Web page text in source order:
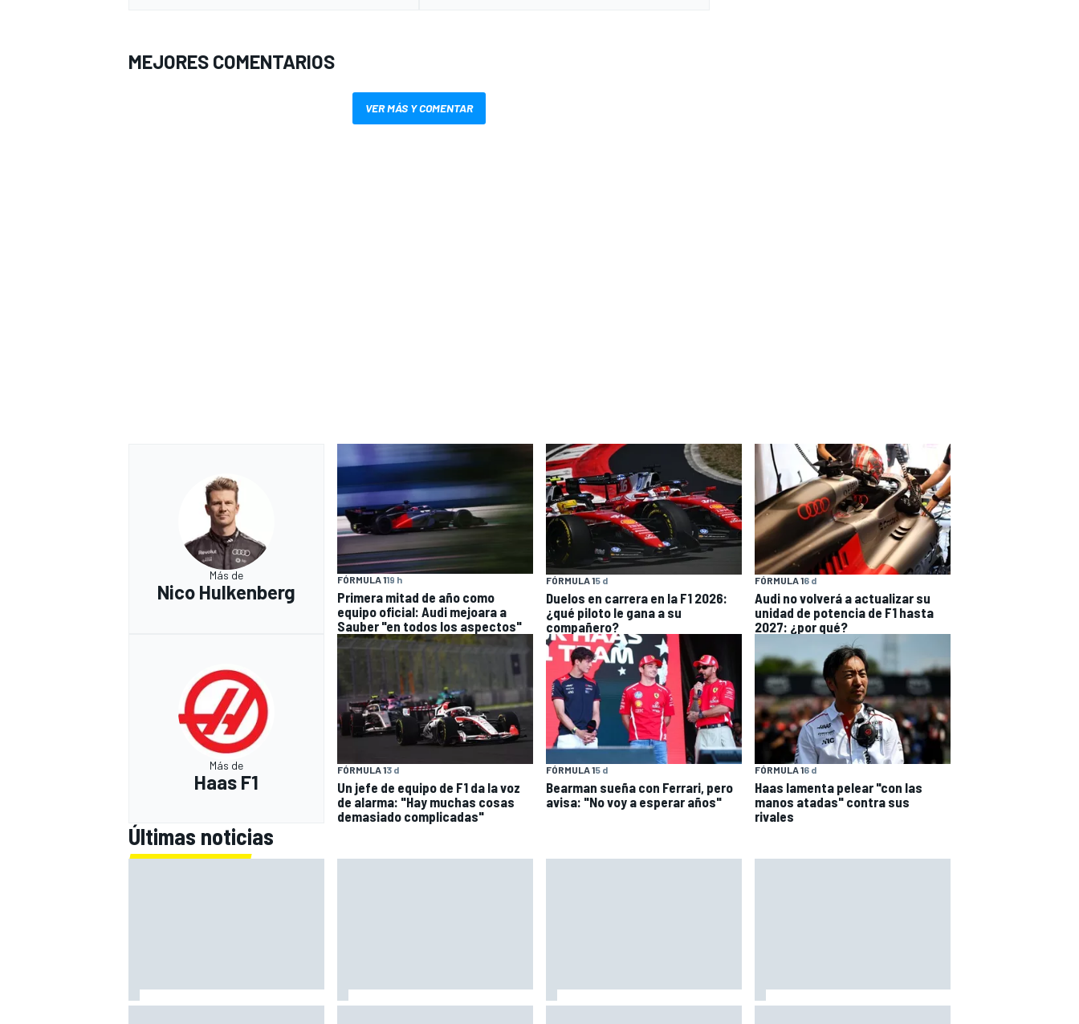
MEJORES COMENTARIOS
VER MÁS Y COMENTAR
Más de
Nico Hulkenberg
FÓRMULA 119 h
Primera mitad de año como
equipo oficial: Audi mejoara a
Sauber "en todos los aspectos"
FÓRMULA 15 d
Duelos en carrera en la F1 2026:
¿qué piloto le gana a su
compañero?
FÓRMULA 16 d
Audi no volverá a actualizar su
unidad de potencia de F1 hasta
2027: ¿por qué?
Más de
Haas F1
FÓRMULA 13 d
Un jefe de equipo de F1 da la voz
de alarma: "Hay muchas cosas
demasiado complicadas"
FÓRMULA 15 d
Bearman sueña con Ferrari, pero
avisa: "No voy a esperar años"
FÓRMULA 16 d
Haas lamenta pelear "con las
manos atadas" contra sus
rivales
Últimas noticias